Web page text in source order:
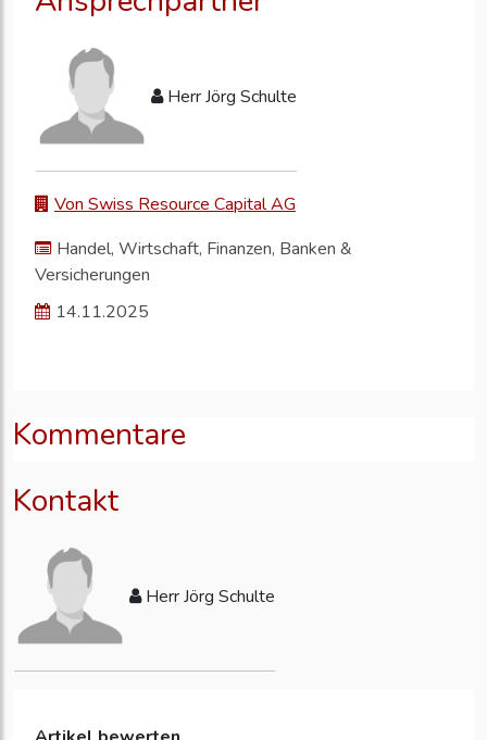
Herr Jörg Schulte
Von Swiss Resource Capital AG
Handel, Wirtschaft, Finanzen, Banken &
Versicherungen
14.11.2025
Kommentare
Kontakt
Herr Jörg Schulte